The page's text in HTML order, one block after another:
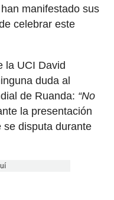
manifestado sus
celebrar este
la UCI David
duda al
de Ruanda: “No
la presentación
se disputa durante